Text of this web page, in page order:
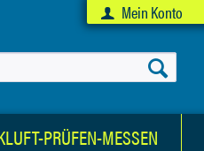
Mein Konto
PRÜFEN-MESSEN